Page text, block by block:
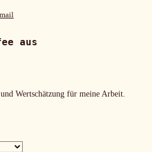
aus
Wertschätzung für meine Arbeit.